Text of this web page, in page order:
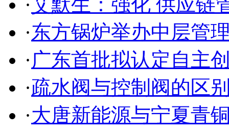
· 艾默生：强化 供应链
·东方锅炉举办中层管
·广东首批拟认定自主
·疏水阀与控制阀的区
·大唐新能源与宁夏青